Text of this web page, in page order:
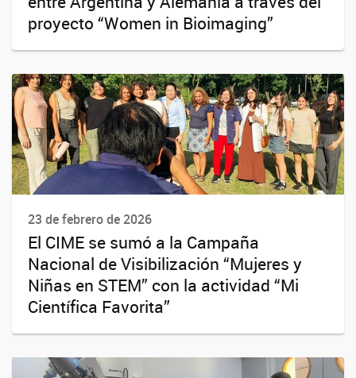
proyecto “Women in Bioimaging”
23 de febrero de 2026
El CIME se sumó a la Campaña
Nacional de Visibilización “Mujeres y
Niñas en STEM” con la actividad “Mi
Científica Favorita”